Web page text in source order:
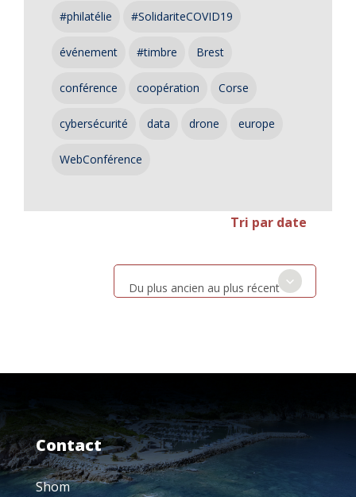
#philatélie #SolidariteCOVID19
événement #timbre Brest
conférence coopération Corse
cybersécurité data drone europe
WebConférence
Tri par date
Du plus ancien au plus récent
Contact
Shom